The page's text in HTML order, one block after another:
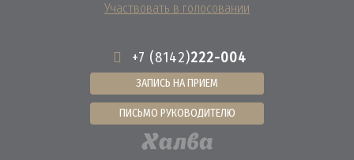
+7 (8142)222-004
ЗАПИСЬ НА ПРИЕМ
ПИСЬМО РУКОВОДИТЕЛЮ
Участвовать в голосовании